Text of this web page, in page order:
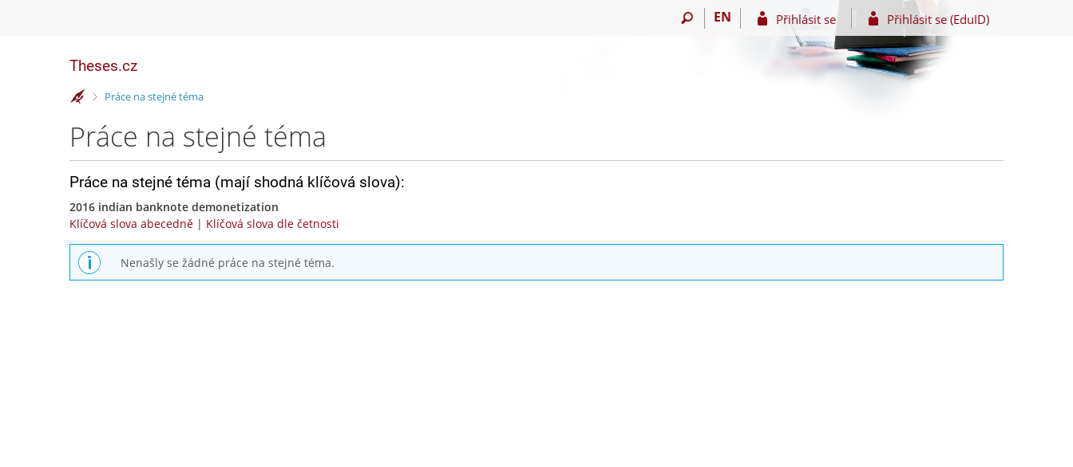
EN Přihlásit se Přihlásit se (EduID)
Theses.cz
>Práce na stejné téma
Práce na stejné téma
Práce na stejné téma (mají shodná klíčová slova):
2016 indian banknote demonetization
Klíčová slova abecedně | Klíčová slova dle četnosti
Nenašly se žádné práce na stejné téma.